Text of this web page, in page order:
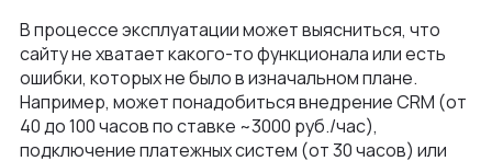
В процессе эксплуатации может выясниться, что
сайту не хватает какого-то функционала или есть
ошибки, которых не было в изначальном плане.
Например, может понадобиться внедрение CRM (от
40 до 100 часов по ставке ~3000 руб./час),
подключение платежных систем (от 30 часов) или